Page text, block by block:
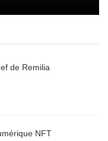
de Remilia
NFT